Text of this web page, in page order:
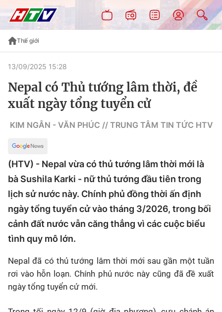
Thế giới
13/09/2025 15:28
Nepal có Thủ tướng lâm thời, đề
xuất ngày tổng tuyển cử
KIM NGÂN - VĂN PHÚC // TRUNG TÂM TIN TỨC HTV
(HTV) - Nepal vừa có thủ tướng lâm thời mới là
bà Sushila Karki - nữ thủ tướng đầu tiên trong
lịch sử nước này. Chính phủ đồng thời ấn định
ngày tổng tuyển cử vào tháng 3/2026, trong bối
cảnh đất nước vẫn căng thẳng vì các cuộc biểu
tình quy mô lớn.
Nepal đã có thủ tướng lâm thời mới sau gần một tuần
rơi vào hỗn loạn. Chính phủ nước này cũng đã đề xuất
ngày tổng tuyển cử mới.